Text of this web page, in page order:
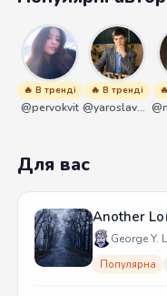
🔥 В тренді
@pervokvit
🔥 В тренді
@yaroslavbrunko
Для вас
Another
George Y.
Популярна